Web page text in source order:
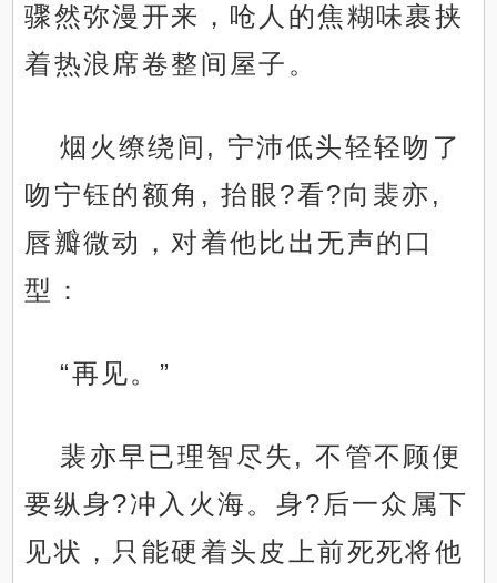
骤然弥漫开来，呛人的焦糊味裹挟
着热浪席卷整间屋子。
烟火缭绕间, 宁沛低头轻轻吻了
吻宁钰的额角, 抬眼?看?向裴亦,
唇瓣微动，对着他比出无声的口
型：
“再见。”
裴亦早已理智尽失, 不管不顾便
要纵身?冲入火海。身?后一众属下
见状，只能硬着头皮上前死死将他